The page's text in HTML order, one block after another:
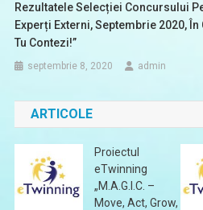
Rezultatele Selecției Concursului
Experți Externi, Septembrie 2020, În
Tu Contezi!”
septembrie 8, 2020 admin
ARTICOLE
Proiectul
eTwinning
„M.A.G.I.C. –
Move, Act, Grow,